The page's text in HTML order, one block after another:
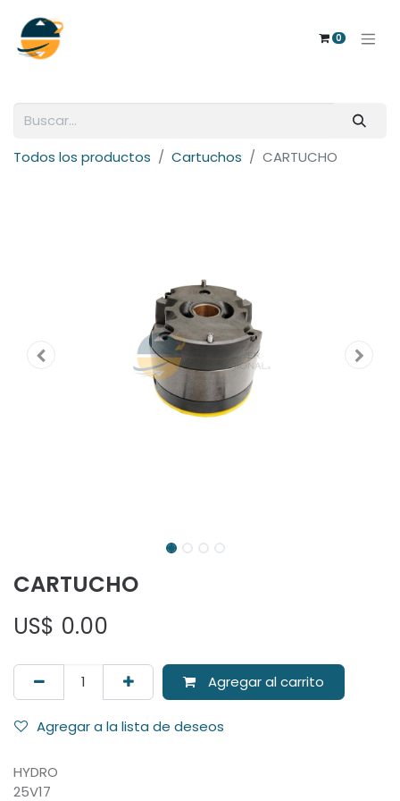
0
Todos los productos Cartuchos CARTUCHO
CARTUCHO
US$ 0.00
Agregar al carrito
Agregar a la lista de deseos
HYDRO
25V17